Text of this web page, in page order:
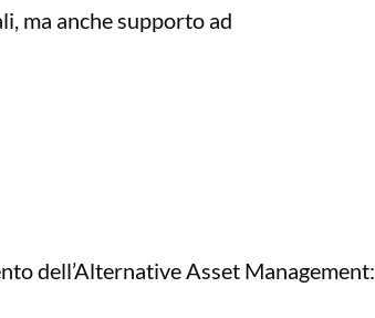
ma anche supporto ad
dell’Alternative Asset Management: